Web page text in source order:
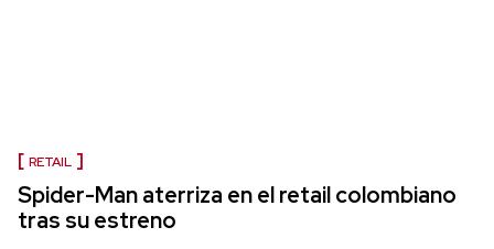
RETAIL
Spider-Man aterriza en el retail colombiano
tras su estreno